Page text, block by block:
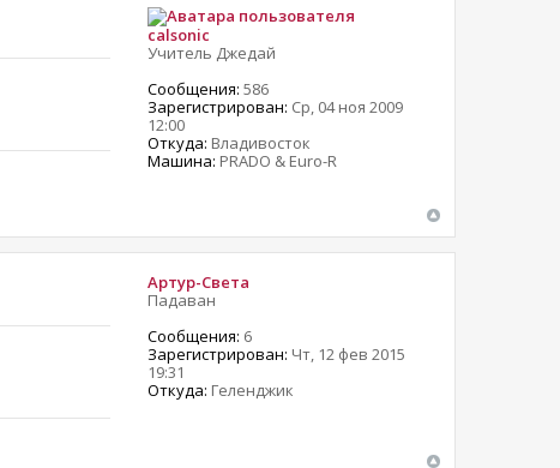
calsonic
Учитель Джедай
Сообщения: 586
Зарегистрирован: Ср, 04 ноя 2009
12:00
Откуда: Владивосток
Машина: PRADO & Euro-R
Артур-Света
Падаван
Сообщения: 6
Зарегистрирован: Чт, 12 фев 2015
19:31
Откуда: Геленджик